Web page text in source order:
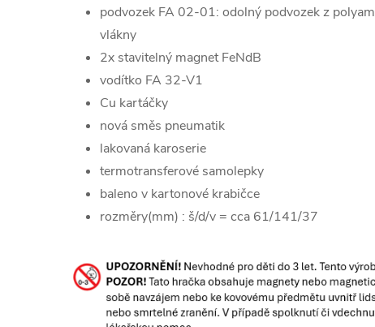
podvozek FA 02-01: odolný podvozek z
vlákny
2x stavitelný magnet FeNdB
vodítko FA 32-V1
Cu kartáčky
nová směs pneumatik
lakovaná karoserie
termotransferové samolepky
baleno v kartonové krabičce
rozměry(mm) : š/d/v = cca 61/141/37